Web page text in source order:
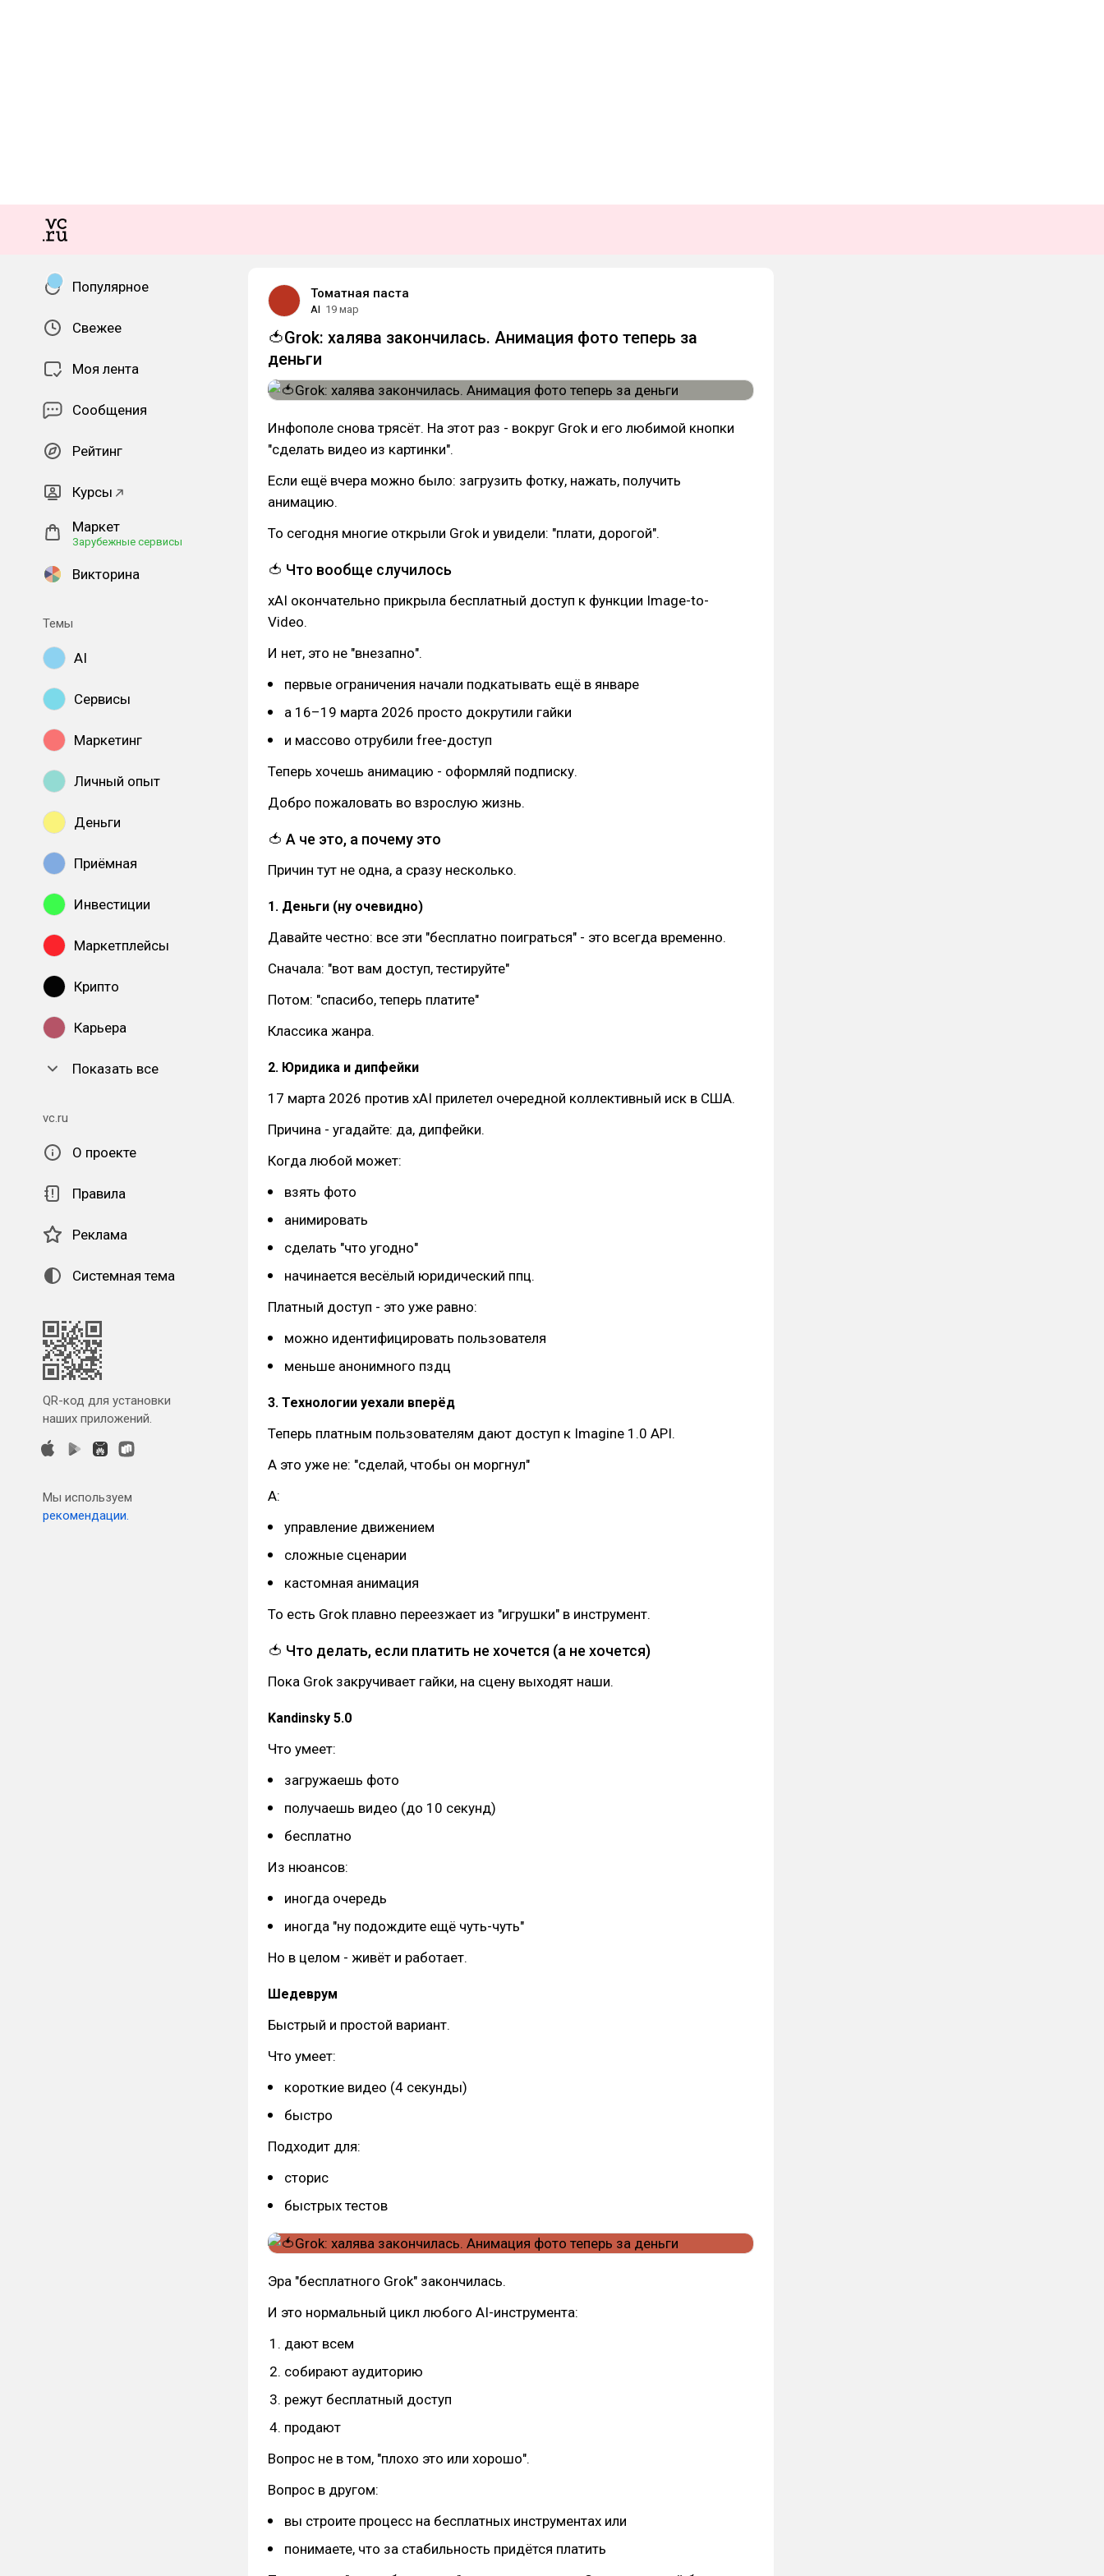
Популярное
Свежее
Моя лента
Сообщения
Рейтинг
Курсы
Маркет
Зарубежные сервисы
Викторина
Темы
AI
Сервисы
Маркетинг
Личный опыт
Деньги
Приёмная
Инвестиции
Маркетплейсы
Крипто
Карьера
Показать все
vc.ru
О проекте
Правила
Реклама
Системная тема
QR-код для установки
наших приложений.
Мы используем
рекомендации.
Томатная паста
AI 19 мар
🍅Grok: халява закончилась. Анимация фото теперь за
деньги
Инфополе снова трясёт. На этот раз - вокруг Grok и его любимой кнопки
"сделать видео из картинки".
Если ещё вчера можно было: загрузить фотку, нажать, получить
анимацию.
То сегодня многие открыли Grok и увидели: "плати, дорогой".
🍅 Что вообще случилось
xAI окончательно прикрыла бесплатный доступ к функции Image-to-
Video.
И нет, это не "внезапно".
первые ограничения начали подкатывать ещё в январе
а 16–19 марта 2026 просто докрутили гайки
и массово отрубили free-доступ
Теперь хочешь анимацию - оформляй подписку.
Добро пожаловать во взрослую жизнь.
🍅 А че это, а почему это
Причин тут не одна, а сразу несколько.
1. Деньги (ну очевидно)
Давайте честно: все эти "бесплатно поиграться" - это всегда временно.
Сначала: "вот вам доступ, тестируйте"
Потом: "спасибо, теперь платите"
Классика жанра.
2. Юридика и дипфейки
17 марта 2026 против xAI прилетел очередной коллективный иск в США.
Причина - угадайте: да, дипфейки.
Когда любой может:
взять фото
анимировать
сделать "что угодно"
начинается весёлый юридический ппц.
Платный доступ - это уже равно:
можно идентифицировать пользователя
меньше анонимного пздц
3. Технологии уехали вперёд
Теперь платным пользователям дают доступ к Imagine 1.0 API.
А это уже не: "сделай, чтобы он моргнул"
А:
управление движением
сложные сценарии
кастомная анимация
То есть Grok плавно переезжает из "игрушки" в инструмент.
🍅 Что делать, если платить не хочется (а не хочется)
Пока Grok закручивает гайки, на сцену выходят наши.
Kandinsky 5.0
Что умеет:
загружаешь фото
получаешь видео (до 10 секунд)
бесплатно
Из нюансов:
иногда очередь
иногда "ну подождите ещё чуть-чуть"
Но в целом - живёт и работает.
Шедеврум
Быстрый и простой вариант.
Что умеет:
короткие видео (4 секунды)
быстро
Подходит для:
сторис
быстрых тестов
Эра "бесплатного Grok" закончилась.
И это нормальный цикл любого AI-инструмента:
дают всем
собирают аудиторию
режут бесплатный доступ
продают
Вопрос не в том, "плохо это или хорошо".
Вопрос в другом:
вы строите процесс на бесплатных инструментах или
понимаете, что за стабильность придётся платить